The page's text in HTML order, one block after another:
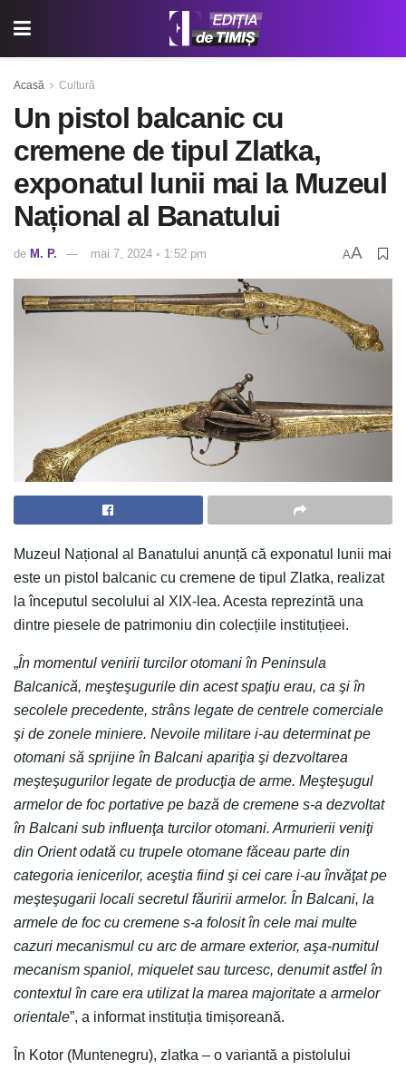
Acasă Cultură
Un pistol balcanic cu
cremene de tipul Zlatka,
exponatul lunii mai la Muzeul
Național al Banatului
de M. P. mai 7, 2024 ◦ 1:52 pm AA
Muzeul Național al Banatului anunță că exponatul lunii mai
este un pistol balcanic cu cremene de tipul Zlatka, realizat
la începutul secolului al XIX-lea. Acesta reprezintă una
dintre piesele de patrimoniu din colecțiile instituțieei.
„În momentul venirii turcilor otomani în Peninsula
Balcanică, meşteşugurile din acest spaţiu erau, ca şi în
secolele precedente, strâns legate de centrele comerciale
şi de zonele miniere. Nevoile militare i-au determinat pe
otomani să sprijine în Balcani apariţia şi dezvoltarea
meşteşugurilor legate de producţia de arme. Meşteşugul
armelor de foc portative pe bază de cremene s-a dezvoltat
în Balcani sub influenţa turcilor otomani. Armurierii veniţi
din Orient odată cu trupele otomane făceau parte din
categoria ienicerilor, aceştia fiind şi cei care i-au învăţat pe
meşteşugarii locali secretul făuririi armelor. În Balcani, la
armele de foc cu cremene s-a folosit în cele mai multe
cazuri mecanismul cu arc de armare exterior, aşa-numitul
mecanism spaniol, miquelet sau turcesc, denumit astfel în
contextul în care era utilizat la marea majoritate a armelor
orientale”, a informat instituția timișoreană.
În Kotor (Muntenegru), zlatka – o variantă a pistolului